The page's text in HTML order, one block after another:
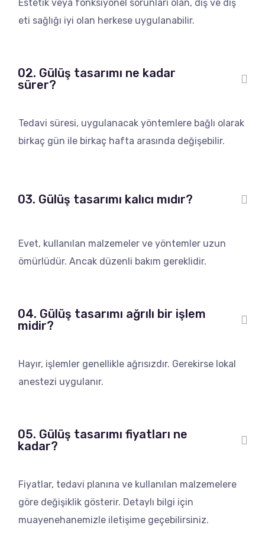
Estetik veya fonksiyonel sorunları olan, diş ve diş
eti sağlığı iyi olan herkese uygulanabilir.
02. Gülüş tasarımı ne kadar
sürer?
Tedavi süresi, uygulanacak yöntemlere bağlı olarak
birkaç gün ile birkaç hafta arasında değişebilir.
03. Gülüş tasarımı kalıcı mıdır?
Evet, kullanılan malzemeler ve yöntemler uzun
ömürlüdür. Ancak düzenli bakım gereklidir.
04. Gülüş tasarımı ağrılı bir işlem
midir?
Hayır, işlemler genellikle ağrısızdır. Gerekirse lokal
anestezi uygulanır.
05. Gülüş tasarımı fiyatları ne
kadar?
Fiyatlar, tedavi planına ve kullanılan malzemelere
göre değişiklik gösterir. Detaylı bilgi için
muayenehanemizle iletişime geçebilirsiniz.